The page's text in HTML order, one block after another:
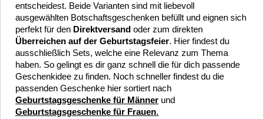
entscheidest. Beide Varianten sind mit liebevoll
ausgewählten Botschaftsgeschenken befüllt und eignen sich
perfekt für den Direktversand oder zum direkten
Überreichen auf der Geburtstagsfeier. Hier findest du
ausschließlich Sets, welche eine Relevanz zum Thema
haben. So gelingt es dir ganz schnell die für dich passende
Geschenkidee zu finden. Noch schneller findest du die
passenden Geschenke hier sortiert nach
Geburtstagsgeschenke für Männer und
Geburtstagsgeschenke für Frauen.